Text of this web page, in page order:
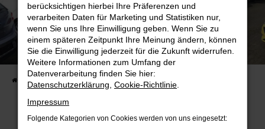
Unser Fahrzeugbestand vor Ort
Entdecken Sie unsere sofort verfügbaren
Fahrzeugangebote
berücksichtigen hierbei Ihre Präferenzen und
verarbeiten Daten für Marketing und Statistiken nur,
wenn Sie uns Ihre Einwilligung geben. Wenn Sie zu
einem späteren Zeitpunkt Ihre Meinung ändern, können
Sie die Einwilligung jederzeit für die Zukunft widerrufen.
Weitere Informationen zum Umfang der
Datenverarbeitung finden Sie hier:
Datenschutzerklärung Cookie-Richtlinie
Impressum
Folgende Kategorien von Cookies werden von uns eingesetzt: